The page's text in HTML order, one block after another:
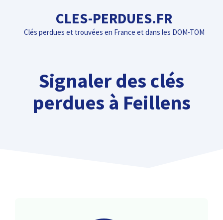
contenu
CLES-PERDUES.FR
Clés perdues et trouvées en France et dans les DOM-TOM
Signaler des clés
perdues à Feillens